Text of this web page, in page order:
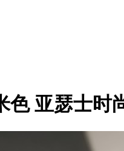
色 亚瑟士时